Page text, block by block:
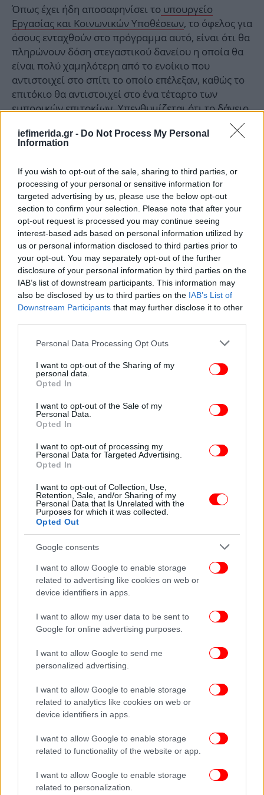
iefimerida.gr - Do Not Process My Personal
Information
If you wish to opt-out of the sale, sharing to third parties, or
processing of your personal or sensitive information for
targeted advertising by us, please use the below opt-out
section to confirm your selection. Please note that after your
opt-out request is processed you may continue seeing
interest-based ads based on personal information utilized by
us or personal information disclosed to third parties prior to
your opt-out. You may separately opt-out of the further
disclosure of your personal information by third parties on the
IAB’s list of downstream participants. This information may
also be disclosed by us to third parties on the IAB’s List of
Downstream Participants that may further disclose it to other
Please note that this website/app uses one or more Google
not limited to your visit or usage behaviour. You may click to
grant or deny consent to Google and its third-party tags to
use your data for below specified purposes in below Google
consent section.
Personal Data Processing Opt Outs
I want to opt-out of the Sharing of my
personal data.
Opted In
I want to opt-out of the Sale of my
Personal Data.
Opted In
I want to opt-out of processing my
Personal Data for Targeted Advertising.
Opted In
I want to opt-out of Collection, Use,
Retention, Sale, and/or Sharing of my
Personal Data that Is Unrelated with the
Purposes for which it was collected.
Opted Out
Google consents
I want to allow Google to enable storage
related to advertising like cookies on web or
device identifiers in apps.
I want to allow my user data to be sent to
Google for online advertising purposes.
I want to allow Google to send me
personalized advertising.
I want to allow Google to enable storage
related to analytics like cookies on web or
device identifiers in apps.
I want to allow Google to enable storage
related to functionality of the website or app.
I want to allow Google to enable storage
related to personalization.
Όπως έχει ήδη αποσαφηνίσει το υπουργείο
Εργασίας και Κοινωνικών Υποθέσεων, το όφελος για
όσους ενταχθούν στο πρόγραμμα αυτό, είναι ότι θα
πληρώνουν δόση στεγαστικού δανείου η οποία θα
είναι πολύ χαμηλότερη από το ενοίκιο που
αντιστοιχεί στο σπίτι το οποίο επέλεξαν, καθώς το
επιτόκιο θα αντιστοιχεί στο ένα τέταρτο των
εμπορικών επιτοκίων. Υπενθυμίζεται ότι το δάνειο
Υπηρεσία Απασχόλησης (ΔΥΠΑ) και για το ποσοστό
του δανείου που χρηματοδοτείται από τη ΔΥΠΑ δεν
από τις τράπεζες. Αυτό σημαίνει ότι τα 3/4 του
δανείου χορηγούνται άτοκα, με αποτέλεσμα το
τελικό επιτόκιο, που πληρώνει ο δανειολήπτης για
το σύνολο του ποσού, να διαμορφώνεται στο ένα
τέταρτο του κόστους που θα είχε ένα κανονικό
στεγαστικό δάνειο.
Ιδιαίτερη μέριμνα λαμβάνεται για τους τρίτεκνους
ή τους πολύτεκνους, καθώς γι' αυτούς το δάνειο θα
είναι άτοκο, ενώ το δάνειο θα μετατρέπεται σε
άτοκο για όσους, κατά τη διάρκεια αποπληρωμής
Το κυριότερο, βέβαια, είναι ότι, με την
αποπληρωμή του δανείου, θα αποκτήσουν την